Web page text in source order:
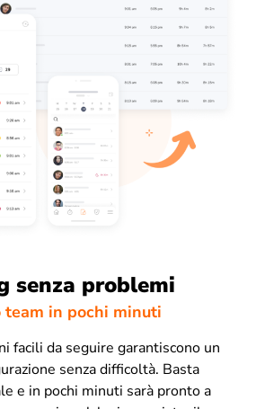
senza problemi
team in pochi minuti
facili da seguire garantiscono un
senza difficoltà. Basta
e in pochi minuti sarà pronto a